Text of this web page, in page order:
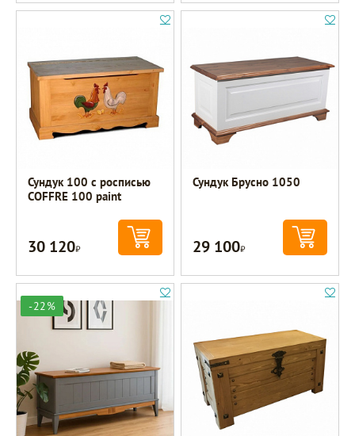
Сундук 100 с росписью
COFFRE 100 paint
30 120Р
Сундук Брусно 1050
29 100Р
-22%